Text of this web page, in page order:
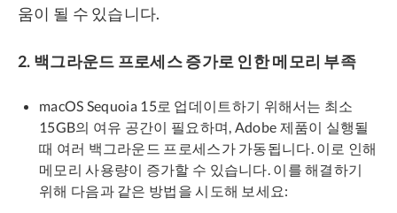
움이 될 수 있습니다.
2. 백그라운드 프로세스 증가로 인한 메모리 부족
macOS Sequoia 15로 업데이트하기 위해서는 최소
15GB의 여유 공간이 필요하며, Adobe 제품이 실행될
때 여러 백그라운드 프로세스가 가동됩니다. 이로 인해
메모리 사용량이 증가할 수 있습니다. 이를 해결하기
위해 다음과 같은 방법을 시도해 보세요: